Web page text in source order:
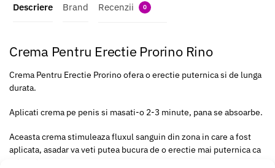
Descriere Brand Recenzii 0
Crema Pentru Erectie Prorino Rino
Crema Pentru Erectie Prorino ofera o erectie puternica si de lunga
durata.
Aplicati crema pe penis si masati-o 2-3 minute, pana se absoarbe.
Aceasta crema stimuleaza fluxul sanguin din zona in care a fost
aplicata, asadar va veti putea bucura de o erectie mai puternica ca